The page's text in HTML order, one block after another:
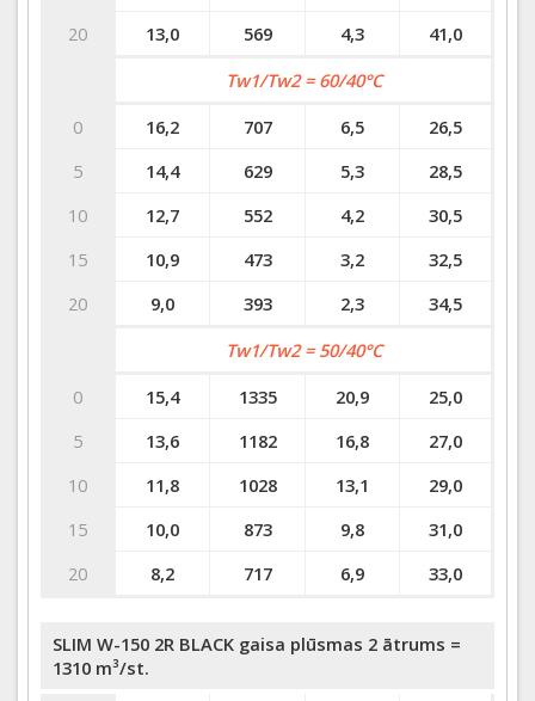
20
13,0
569 4,3 41,0
0
5
10
15
20
Tw1/Tw2 = 60/40°C
16,2
707 6,5
26,5
14,4
629 5,3
28,5
12,7
552 4,2
30,5
10,9
473 3,2
32,5
9,0
393 2,3 34,5
0
5
10
15
20
Tw1/Tw2 = 50/40°C
15,4
1335 20,9
25,0
13,6
1182 16,8
27,0
11,8
1028 13,1
29,0
10,0
873 9,8
31,0
8,2
717 6,9 33,0
SLIM W-150 2R BLACK gaisa plūsmas 2 ātrums =
1310 m³/st.